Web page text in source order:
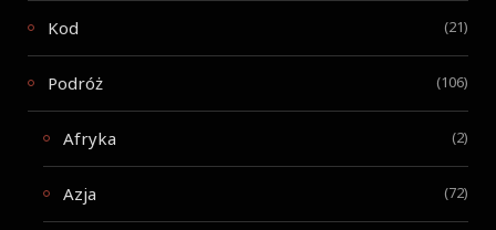
Kod (21)
Podróż (106)
Afryka (2)
Azja (72)